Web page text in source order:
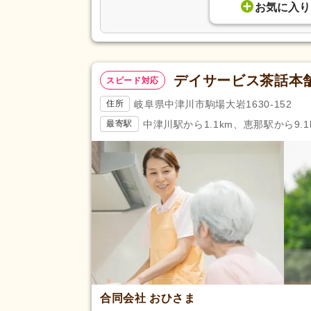
お気に入り
スピード対応 デイサービス茶話本
住所 岐阜県中津川市駒場大岩1630-152
最寄駅 中津川駅から1.1km、恵那駅から
合同会社 おひさま